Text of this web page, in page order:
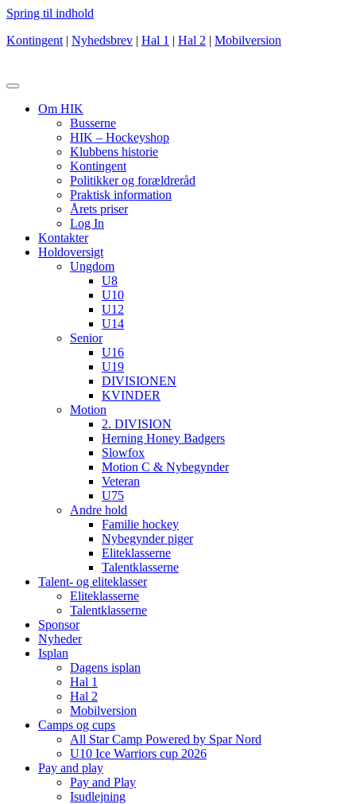
Spring til indhold
Kontingent | Nyhedsbrev | Hal 1 | Hal 2 | Mobilversion
Om HIK
Busserne
HIK – Hockeyshop
Klubbens historie
Kontingent
Politikker og forældreråd
Praktisk information
Årets priser
Log In
Kontakter
Holdoversigt
Ungdom
U8
U10
U12
U14
Senior
U16
U19
DIVISIONEN
KVINDER
Motion
2. DIVISION
Herning Honey Badgers
Slowfox
Motion C & Nybegynder
Veteran
U75
Andre hold
Familie hockey
Nybegynder piger
Eliteklasserne
Talentklasserne
Talent- og eliteklasser
Eliteklasserne
Talentklasserne
Sponsor
Nyheder
Isplan
Dagens isplan
Hal 1
Hal 2
Mobilversion
Camps og cups
All Star Camp Powered by Spar Nord
U10 Ice Warriors cup 2026
Pay and play
Pay and Play
Isudlejning